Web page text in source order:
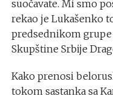
suočavate. Mi smo
rekao je Lukašenko
predsednikom
Skupštine Srbije
Kako prenosi
tokom sastanka sa